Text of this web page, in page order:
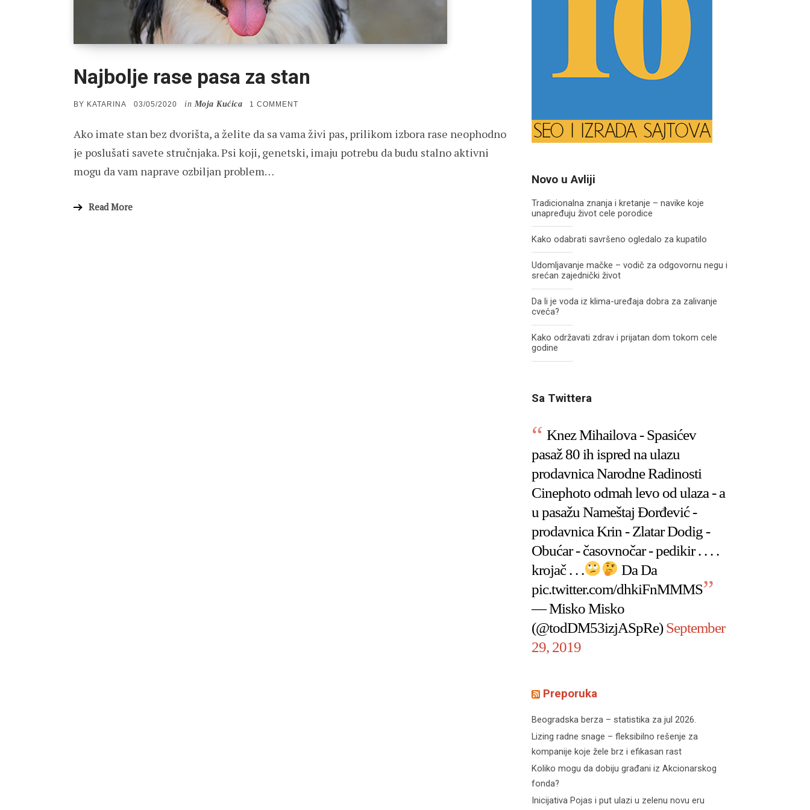
Najbolje rase pasa za stan
BY KATARINA
POSTED
03/05/2020 in Moja Kućica 1 COMMENT
PASA
STAN
Ako imate stan bez dvorišta, a želite da sa vama živi pas, prilikom izbora rase neophodno
je poslušati savete stručnjaka. Psi koji, genetski, imaju potrebu da budu stalno aktivni
mogu da vam naprave ozbiljan problem…
Read More
Novo u Avliji
Tradicionalna znanja i kretanje – navike koje
unapređuju život cele porodice
Kako odabrati savršeno ogledalo za kupatilo
Udomljavanje mačke – vodič za odgovornu negu i
srećan zajednički život
Da li je voda iz klima-uređaja dobra za zalivanje
cveća?
Kako održavati zdrav i prijatan dom tokom cele
godine
Sa Twittera
Knez Mihailova - Spasićev
pasaž 80 ih ispred na ulazu
prodavnica Narodne Radinosti
Cinephoto odmah levo od ulaza - a
u pasažu Nameštaj Đorđević -
prodavnica Krin - Zlatar Dodig -
Obućar - časovnočar - pedikir . . . .
krojač . . .
Da Da
pic.twitter.com/dhkiFnMMMS
— Misko Misko
(@todDM53izjASpRe)September
29, 2019
Preporuka
Beogradska berza – statistika za jul 2026.
Lizing radne snage – fleksibilno rešenje za
kompanije koje žele brz i efikasan rast
Koliko mogu da dobiju građani iz Akcionarskog
fonda?
Inicijativa Pojas i put ulazi u zelenu novu eru